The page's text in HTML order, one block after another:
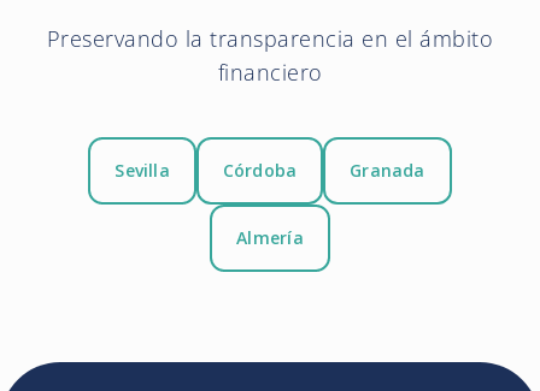
Preservando la transparencia en el ámbito
financiero
Sevilla Córdoba Granada
Almería